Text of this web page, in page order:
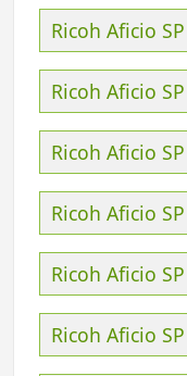
Ricoh Aficio
Ricoh Aficio
Ricoh Aficio
Ricoh Aficio
Ricoh Aficio
Ricoh Aficio